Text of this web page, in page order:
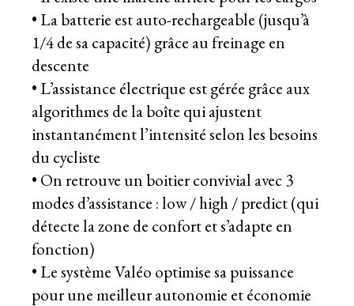
• La batterie est auto-rechargeable (jusqu’à
1/4 de sa capacité) grâce au freinage en
descente
• L’assistance électrique est gérée grâce aux
algorithmes de la boîte qui ajustent
instantanément l’intensité selon les besoins
du cycliste
• On retrouve un boitier convivial avec 3
modes d’assistance : low / high / predict (qui
détecte la zone de confort et s’adapte en
fonction)
• Le système Valéo optimise sa puissance
pour une meilleur autonomie et économie